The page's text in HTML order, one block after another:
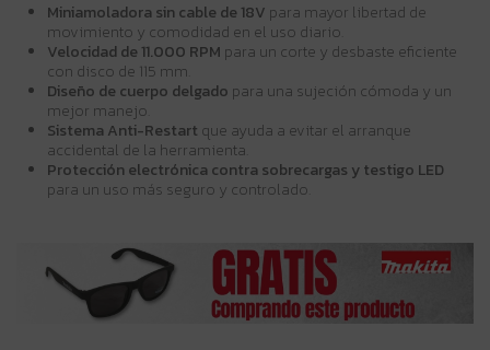
Miniamoladora sin cable de 18V para mayor libertad de
movimiento y comodidad en el uso diario.
Velocidad de 11.000 RPM para un corte y desbaste eficiente
con disco de 115 mm.
Diseño de cuerpo delgado para una sujeción cómoda y un
mejor manejo.
Sistema Anti-Restart que ayuda a evitar el arranque
accidental de la herramienta.
Protección electrónica contra sobrecargas y testigo LED
para un uso más seguro y controlado.